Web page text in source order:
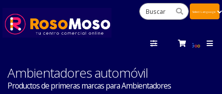
Ambientadores automóvil
Productos de primeras marcas para Ambientadores